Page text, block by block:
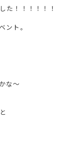
た！！！！！！
ント。
な～